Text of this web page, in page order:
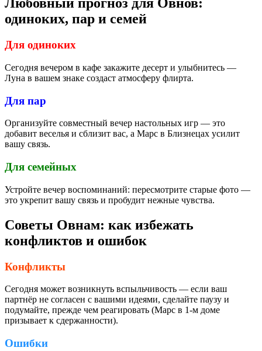
Любовный прогноз для Овнов:
одиноких, пар и семей
Для одиноких
Сегодня вечером в кафе закажите десерт и улыбнитесь —
Луна в вашем знаке создаст атмосферу флирта.
Для пар
Организуйте совместный вечер настольных игр — это
добавит веселья и сблизит вас, а Марс в Близнецах усилит
вашу связь.
Для семейных
Устройте вечер воспоминаний: пересмотрите старые фото —
это укрепит вашу связь и пробудит нежные чувства.
Советы Овнам: как избежать
конфликтов и ошибок
Конфликты
Сегодня может возникнуть вспыльчивость — если ваш
партнёр не согласен с вашими идеями, сделайте паузу и
подумайте, прежде чем реагировать (Марс в 1-м доме
призывает к сдержанности).
Ошибки